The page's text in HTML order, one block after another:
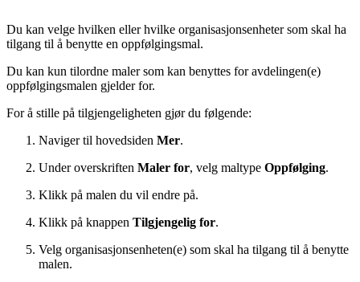
Du kan velge hvilken eller hvilke organisasjonsenheter som skal ha
tilgang til å benytte en oppfølgingsmal.
Du kan kun tilordne maler som kan benyttes for avdelingen(e)
oppfølgingsmalen gjelder for.
For å stille på tilgjengeligheten gjør du følgende:
Naviger til hovedsiden Mer.
Under overskriften Maler for, velg maltype Oppfølging.
Klikk på malen du vil endre på.
Klikk på knappen Tilgjengelig for.
Velg organisasjonsenheten(e) som skal ha tilgang til å benytte
malen.